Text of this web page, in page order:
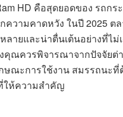
HD คือสุดยอดของ รถกร
ความคาดหวัง ในปี 2025 ต
ลายและน่าตื่นเต้นอย่างที่ไม่
คุณควรพิจารณาจากปัจจัยต่า
ณะการใช้งาน สมรรถนะที่
ให้ความสำคัญ